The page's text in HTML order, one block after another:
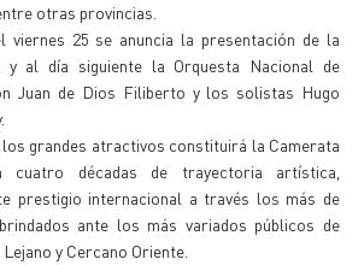
otras provincias.
viernes 25 se anuncia la presentación de la
y al día siguiente la Orquesta Nacional de
Juan de Dios Filiberto y los solistas Hugo
los grandes atractivos constituirá la Camerata
cuatro décadas de trayectoria artística,
prestigio internacional a través los más de
ante los más variados públicos de
y Cercano Oriente.